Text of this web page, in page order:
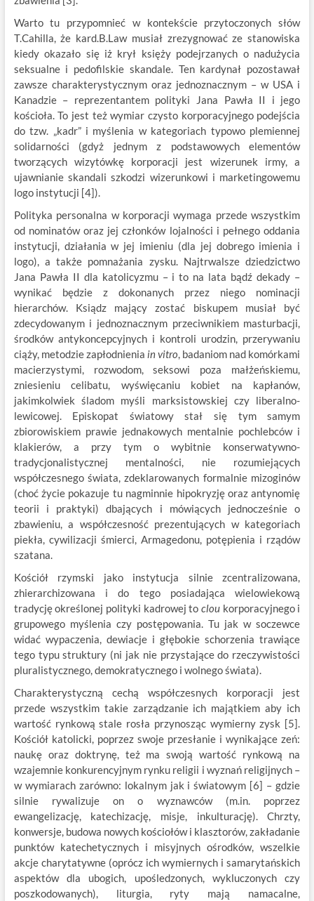
Warto tu przypomnieć w kontekście przytoczonych słów
T.Cahilla, że kard.B.Law musiał zrezygnować ze stanowiska
kiedy okazało się iż krył księży podejrzanych o nadużycia
seksualne i pedofilskie skandale. Ten kardynał pozostawał
zawsze charakterystycznym oraz jednoznacznym – w USA i
Kanadzie – reprezentantem polityki Jana Pawła II i jego
kościoła. To jest też wymiar czysto korporacyjnego podejścia
do tzw. „kadr” i myślenia w kategoriach typowo plemiennej
solidarności (gdyż jednym z podstawowych elementów
tworzących wizytówkę korporacji jest wizerunek irmy, a
ujawnianie skandali szkodzi wizerunkowi i marketingowemu
logo instytucji [4]).
Polityka personalna w korporacji wymaga przede wszystkim
od nominatów oraz jej członków lojalności i pełnego oddania
instytucji, działania w jej imieniu (dla jej dobrego imienia i
logo), a także pomnażania zysku. Najtrwalsze dziedzictwo
Jana Pawła II dla katolicyzmu – i to na lata bądź dekady –
wynikać będzie z dokonanych przez niego nominacji
hierarchów. Ksiądz mający zostać biskupem musiał być
zdecydowanym i jednoznacznym przeciwnikiem masturbacji,
środków antykoncepcyjnych i kontroli urodzin, przerywaniu
ciąży, metodzie zapłodnienia in vitro, badaniom nad komórkami
macierzystymi, rozwodom, seksowi poza małżeńskiemu,
zniesieniu celibatu, wyświęcaniu kobiet na kapłanów,
jakimkolwiek śladom myśli marksistowskiej czy liberalno-
lewicowej. Episkopat światowy stał się tym samym
zbiorowiskiem prawie jednakowych mentalnie pochlebców i
klakierów, a przy tym o wybitnie konserwatywno-
tradycjonalistycznej mentalności, nie rozumiejących
współczesnego świata, zdeklarowanych formalnie mizoginów
(choć życie pokazuje tu nagminnie hipokryzję oraz antynomię
teorii i praktyki) dbających i mówiących jednocześnie o
zbawieniu, a współczesność prezentujących w kategoriach
piekła, cywilizacji śmierci, Armagedonu, potępienia i rządów
szatana.
Kościół rzymski jako instytucja silnie zcentralizowana,
zhierarchizowana i do tego posiadająca wielowiekową
tradycję określonej polityki kadrowej to cloukorporacyjnego i
grupowego myślenia czy postępowania. Tu jak w soczewce
widać wypaczenia, dewiacje i głębokie schorzenia trawiące
tego typu struktury (ni jak nie przystające do rzeczywistości
pluralistycznego, demokratycznego i wolnego świata).
Charakterystyczną cechą współczesnych korporacji jest
przede wszystkim takie zarządzanie ich majątkiem aby ich
wartość rynkową stale rosła przynosząc wymierny zysk [5].
Kościół katolicki, poprzez swoje przesłanie i wynikające zeń:
naukę oraz doktrynę, też ma swoją wartość rynkową na
wzajemnie konkurencyjnym rynku religii i wyznań religijnych –
w wymiarach zarówno: lokalnym jak i światowym [6] – gdzie
silnie rywalizuje on o wyznawców (m.in. poprzez
ewangelizację, katechizację, misje, inkulturację). Chrzty,
konwersje, budowa nowych kościołów i klasztorów, zakładanie
punktów katechetycznych i misyjnych ośrodków, wszelkie
akcje charytatywne (oprócz ich wymiernych i samarytańskich
aspektów dla ubogich, upośledzonych, wykluczonych czy
poszkodowanych), liturgia, ryty mają namacalne,